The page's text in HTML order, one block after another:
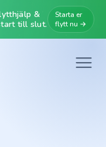
&
till slut.
Starta er
flytt nu →